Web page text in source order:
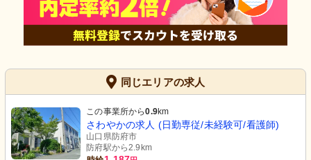
同じエリアの求人
この事業所から0.9km
さわやかの求人 (日勤専従/未経験可/看護師)
山口県防府市
防府駅から2.9km